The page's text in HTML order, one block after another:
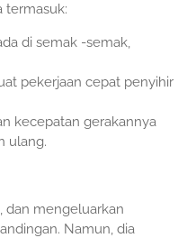
termasuk:
di semak -semak,
pekerjaan cepat penyihir
kecepatan gerakannya
ulang.
dan mengeluarkan
Namun, dia